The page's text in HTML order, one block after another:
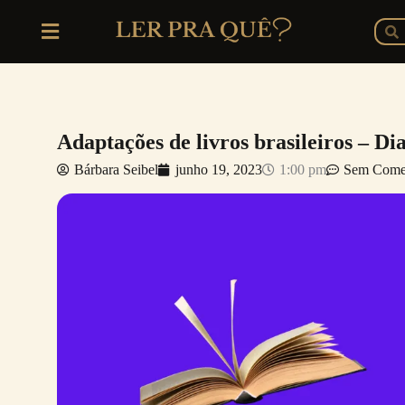
o
Adaptações de livros brasileiros –
Bárbara Seibel junho 19, 2023 1:00 pm Sem